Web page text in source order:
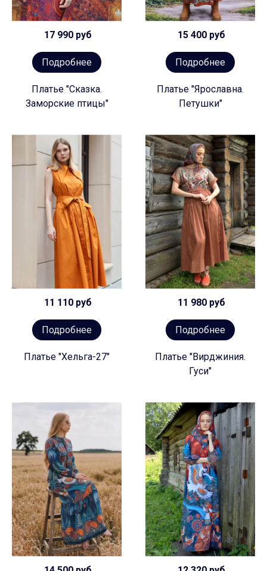
17 990 руб
Подробнее
Платье "Сказка.
Заморские птицы"
15 400 руб
Подробнее
Платье "Ярославна.
Петушки"
11 110 руб
Подробнее
Платье "Хельга-27"
11 980 руб
Подробнее
Платье "Вирджиния.
Гуси"